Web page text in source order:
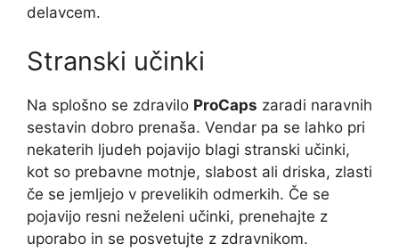
delavcem.
Stranski učinki
Na splošno se zdravilo ProCaps zaradi naravnih
sestavin dobro prenaša. Vendar pa se lahko pri
nekaterih ljudeh pojavijo blagi stranski učinki,
kot so prebavne motnje, slabost ali driska, zlasti
če se jemljejo v prevelikih odmerkih. Če se
pojavijo resni neželeni učinki, prenehajte z
uporabo in se posvetujte z zdravnikom.